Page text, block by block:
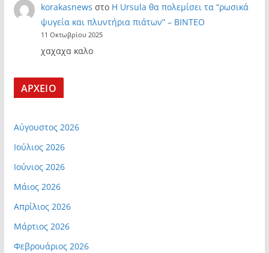
korakasnews στο Η Ursula θα πολεμίσει τα “ρωσικά
ψυγεία και πλυντήρια πιάτων” – ΒΙΝΤΕΟ
11 Οκτωβρίου 2025
χαχαχα καλο
ΑΡΧΕΙΟ
Αύγουστος 2026
Ιούλιος 2026
Ιούνιος 2026
Μάιος 2026
Απρίλιος 2026
Μάρτιος 2026
Φεβρουάριος 2026